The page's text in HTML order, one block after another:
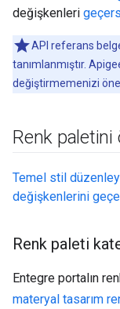
değişkenleri
API referans
tanımlanmıştır.
değiştirmemenizi
Renk paletini
Temel stil
değişkenlerini
Renk paleti
Entegre portalın
materyal tasarım